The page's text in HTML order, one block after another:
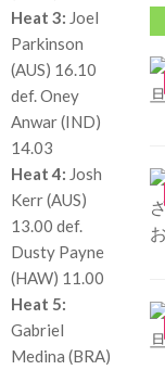
Heat 3: Joel
Parkinson
(AUS) 16.10
def. Oney
Anwar (IND)
14.03
Heat 4: Josh
Kerr (AUS)
13.00 def.
Dusty Payne
(HAW) 11.00
Heat 5:
Gabriel
Medina (BRA)